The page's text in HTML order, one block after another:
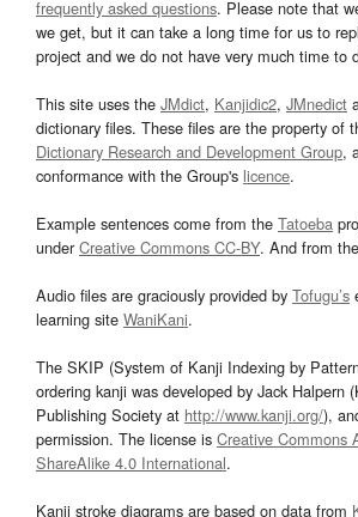
frequently asked questions. Please note that
we get, but it can take a long time for us to
project and we do not have very much time to
This site uses the JMdict, Kanjidic2, JMnedict
dictionary files. These files are the property of
Dictionary Research and Development Group,
conformance with the Group's licence.
Example sentences come from the Tatoeba
underCreative Commons CC-BY. And from the
Audio files are graciously provided by Tofugu’s
learning site WaniKani.
The SKIP (System of Kanji Indexing by
ordering kanji was developed by Jack Halpern
Publishing Society at http://www.kanji.org/),
permission. The license is Creative Commons
ShareAlike 4.0 International.
Kanji stroke diagrams are based on data from